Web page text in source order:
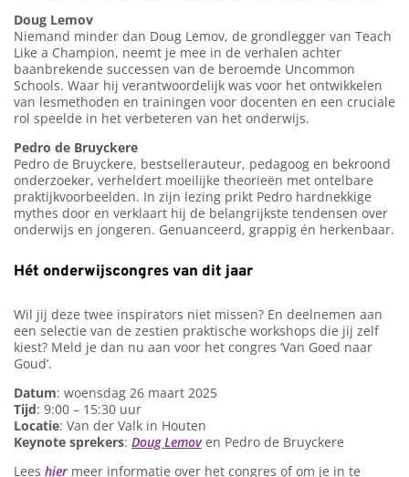
Doug Lemov
Niemand minder dan Doug Lemov, de grondlegger van Teach
Like a Champion, neemt je mee in de verhalen achter
baanbrekende successen van de beroemde Uncommon
Schools. Waar hij verantwoordelijk was voor het ontwikkelen
van lesmethoden en trainingen voor docenten en een cruciale
rol speelde in het verbeteren van het onderwijs.
Pedro de Bruyckere
Pedro de Bruyckere, bestsellerauteur, pedagoog en bekroond
onderzoeker, verheldert moeilijke theorieën met ontelbare
praktijkvoorbeelden. In zijn lezing prikt Pedro hardnekkige
mythes door en verklaart hij de belangrijkste tendensen over
onderwijs en jongeren. Genuanceerd, grappig én herkenbaar.
Hét onderwijscongres van dit jaar
Wil jij deze twee inspirators niet missen? En deelnemen aan
een selectie van de zestien praktische workshops die jij zelf
kiest? Meld je dan nu aan voor het congres ‘Van Goed naar
Goud’.
Datum: woensdag 26 maart 2025
Tijd: 9:00 – 15:30 uur
Locatie: Van der Valk in Houten
Keynote sprekers: Doug Lemoven Pedro de Bruyckere
Lees hier meer informatie over het congres of om je in te